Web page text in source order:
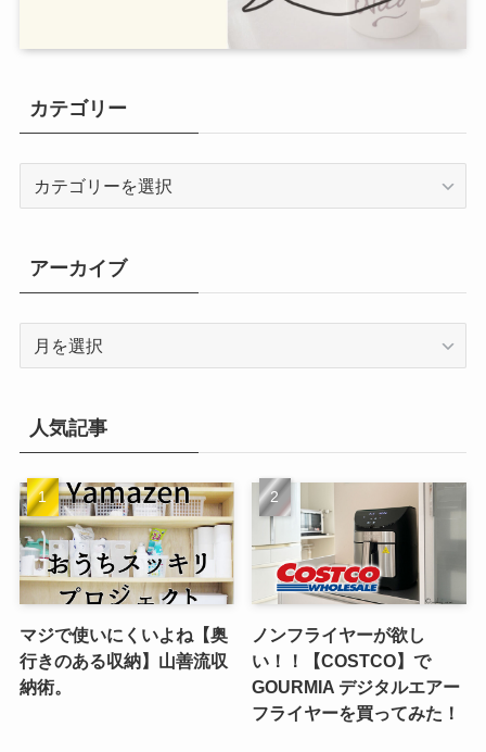
カテゴリー
リ
ー
アーカイブ
ブ
人気記事
マジで使いにくいよね【奥
行きのある収納】山善流収
納術。
ノンフライヤーが欲し
い！！【COSTCO】で
GOURMIA デジタルエアー
フライヤーを買ってみた！